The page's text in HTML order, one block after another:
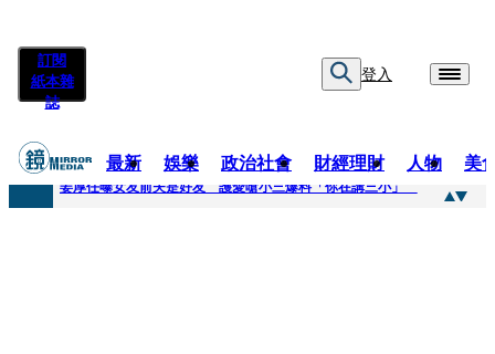
訂閱
紙本雜
誌
登入
最新 娛樂 政治社會 財經理財 人物 美
快訊
姜厚任曝女友前夫是好友 護愛嗆小三爆料「你在講三小」